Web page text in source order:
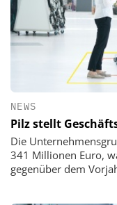
NEWS
Pilz stellt
Die
341 Millionen Euro,
gegenüber dem